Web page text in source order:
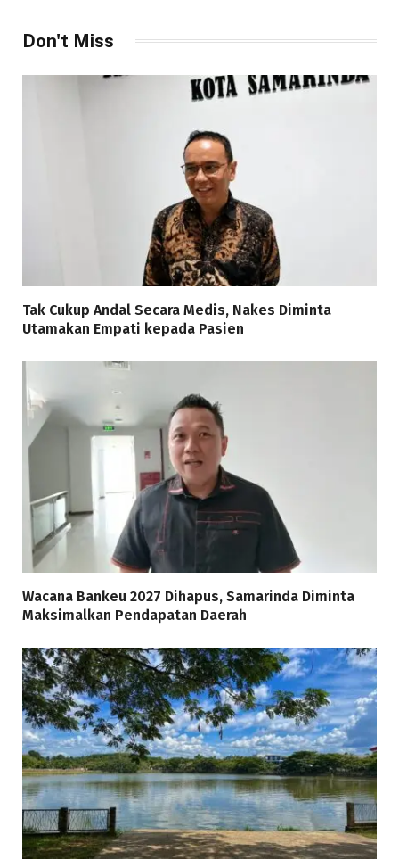
Don't Miss
Tak Cukup Andal Secara Medis, Nakes Diminta
Utamakan Empati kepada Pasien
Wacana Bankeu 2027 Dihapus, Samarinda Diminta
Maksimalkan Pendapatan Daerah